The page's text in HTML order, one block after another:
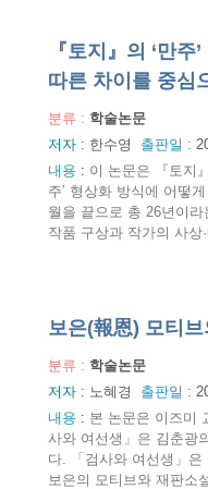
『토지』의 ‘만
따른 차이를 중심
분류 : 학술논문
저자 : 한수영 출판일 :
내용 : 이 논문은 『토지
주’ 형상화 방식에 어떻
월을 끝으로 총 26년이
작품 구상과 작가의 사
보은(報恩) 모티
분류 : 학술논문
저자 : 노혜경 출판일 :
내용 : 본 논문은 이즈미
사와 여선생」은 김춘광
다. 「검사와 여선생」
보은의 모티브와 재판소